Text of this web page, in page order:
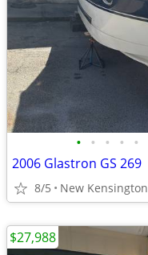
• • • • •
2006 Glastron GS 269
8/5 New Kensington
$27,988